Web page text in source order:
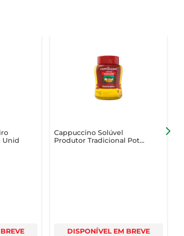
em experiências memoráveis, sempre
Unid
Cappuccino Solúvel
Produtor Tradicional Pote
DISPONÍVEL EM BREVE